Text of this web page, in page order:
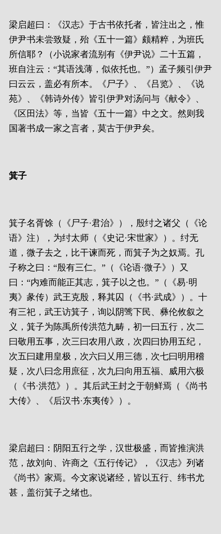
梁启超曰：《汉志》于古书依托者，皆注出之，惟
伊尹书未尝致疑，殆《五十一篇》颇精粹，为班氏
所信耶？（小说家者流别有《伊尹说》二十五篇，
班自注云：“其语浅薄，似依托也。”）孟子频引伊尹
曰云云，盖必有所本。《尸子》、《吕览》、《说
苑》、《韩诗外传》皆引伊尹对汤问与《献令》、
《区田法》等，当皆《五十一篇》中之文。然则我
国著书成一家之言者，莫古于伊尹矣。
箕子
箕子名胥馀（《尸子·君治》），殷纣之诸父（《论
语》注），为纣太师（《史记·宋世家》）。纣无
道，微子去之，比干谏而死，而箕子为之奴焉。孔
子称之曰：“殷有三仁。”（《论语·微子》）又
曰：“内难而能正其志，箕子以之也。”（《易·明
夷》彖传）武王克殷，释其囚（《书·武成》）。十
有三祀，武王访箕子，询以阴骘下民、彝伦攸叙之
义，箕子为陈禹所传洪范九畴，初一曰五行，次二
曰敬用五事，次三曰农用八政，次四曰协用五纪，
次五曰建用皇极，次六曰乂用三德，次七曰明用稽
疑，次八曰念用庶征，次九曰向用五福、威用六极
（《书·洪范》）。其后武王封之于朝鲜焉（《尚书
大传》、《后汉书·东夷传》）。
梁启超曰：阴阳五行之学，汉世极盛，而皆推演洪
范，故刘向、许商之《五行传记》，《汉志》列诸
《尚书》家焉。今文家说诸经，皆以五行、纬书尤
甚，盖衍箕子之绪也。